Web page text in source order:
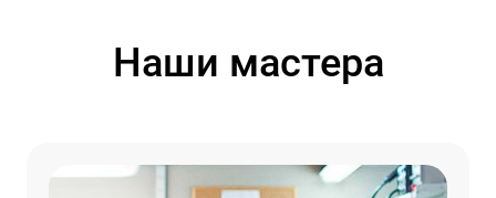
Наши мастера